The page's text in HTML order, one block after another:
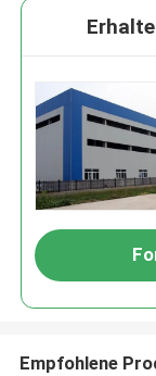
Empfohlene